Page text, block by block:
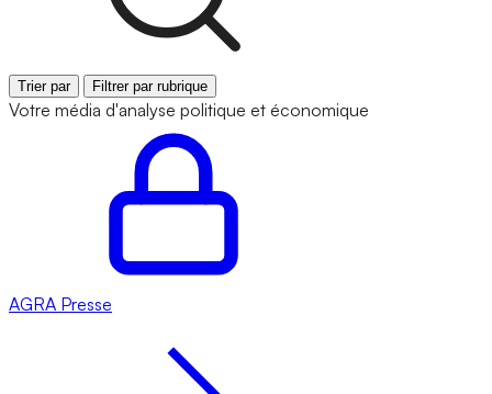
Trier par Filtrer par rubrique
Votre média d'analyse politique et économique
AGRA Presse